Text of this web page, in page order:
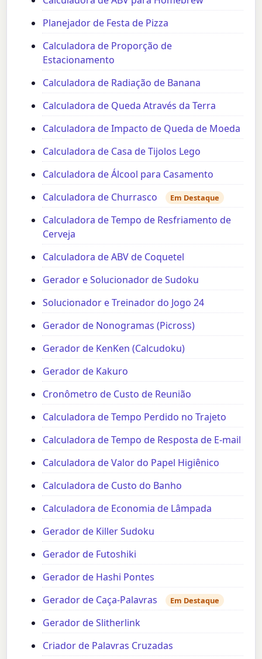
Planejador de Festa de Pizza
Calculadora de Proporção de
Estacionamento
Calculadora de Radiação de Banana
Calculadora de Queda Através da Terra
Calculadora de Impacto de Queda de Moeda
Calculadora de Casa de Tijolos Lego
Calculadora de Álcool para Casamento
Calculadora de Churrasco
Em Destaque
Calculadora de Tempo de Resfriamento de
Cerveja
Calculadora de ABV de Coquetel
Gerador e Solucionador de Sudoku
Solucionador e Treinador do Jogo 24
Gerador de Nonogramas (Picross)
Gerador de KenKen (Calcudoku)
Gerador de Kakuro
Cronômetro de Custo de Reunião
Calculadora de Tempo Perdido no Trajeto
Calculadora de Tempo de Resposta de E-mail
Calculadora de Valor do Papel Higiênico
Calculadora de Custo do Banho
Calculadora de Economia de Lâmpada
Gerador de Killer Sudoku
Gerador de Futoshiki
Gerador de Hashi Pontes
Gerador de Caça-Palavras
Em Destaque
Gerador de Slitherlink
Criador de Palavras Cruzadas